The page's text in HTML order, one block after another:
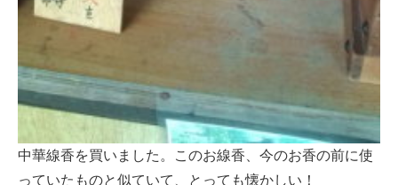
中華線香を買いました。このお線香、今のお香の前に使
っていたものと似ていて、とっても懐かしい！